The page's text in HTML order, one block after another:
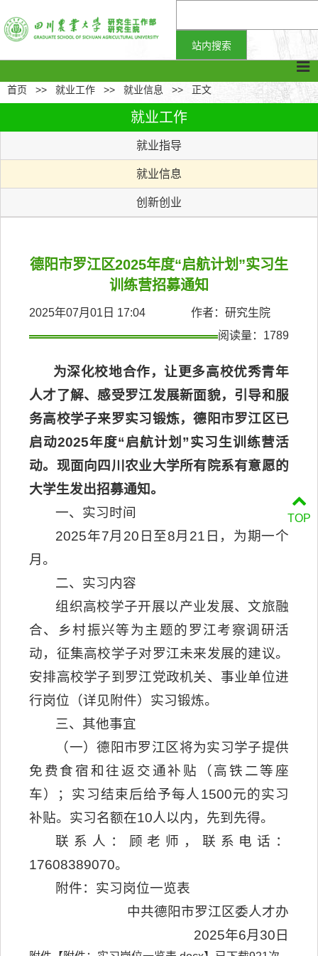
首页 >> 就业工作 >> 就业信息 >> 正文
就业工作
就业指导
就业信息
创新创业
德阳市罗江区2025年度“启航计划”实习生
训练营招募通知
2025年07月01日 17:04 作者：研究生院
阅读量： 1789
为深化校地合作，让更多高校优秀青年
人才了解、感受罗江发展新面貌，引导和服
务高校学子来罗实习锻炼，德阳市罗江区已
启动2025年度“启航计划”实习生训练营活
动。现面向四川农业大学所有院系有意愿的
大学生发出招募通知。
一、实习时间
2025年7月20日至8月21日，为期一个
月。
二、实习内容
组织高校学子开展以产业发展、文旅融
合、乡村振兴等为主题的罗江考察调研活
动，征集高校学子对罗江未来发展的建议。
安排高校学子到罗江党政机关、事业单位进
行岗位（详见附件）实习锻炼。
三、其他事宜
（一）德阳市罗江区将为实习学子提供
免费食宿和往返交通补贴（高铁二等座
车）；实习结束后给予每人1500元的实习
补贴。实习名额在10人以内，先到先得。
联系人：顾老师，联系电话：
17608389070。
附件：实习岗位一览表
中共德阳市罗江区委人才办
2025年6月30日
TOP